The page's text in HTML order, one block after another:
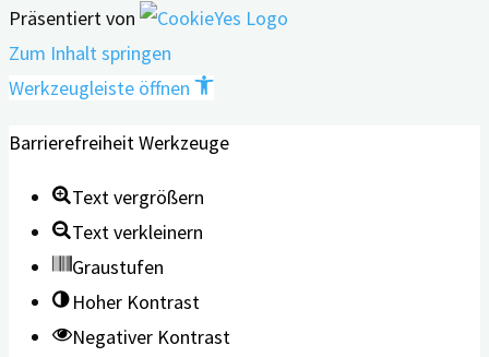
Präsentiert von
Zum Inhalt springen
Werkzeugleiste öffnen
Barrierefreiheit Werkzeuge
Text vergrößern
Text verkleinern
Graustufen
Hoher Kontrast
Negativer Kontrast